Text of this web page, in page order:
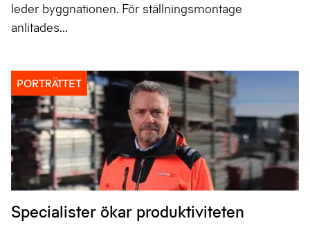
leder byggnationen. För ställningsmontage
anlitades...
PORTRÄTTET
Specialister ökar produktiviteten